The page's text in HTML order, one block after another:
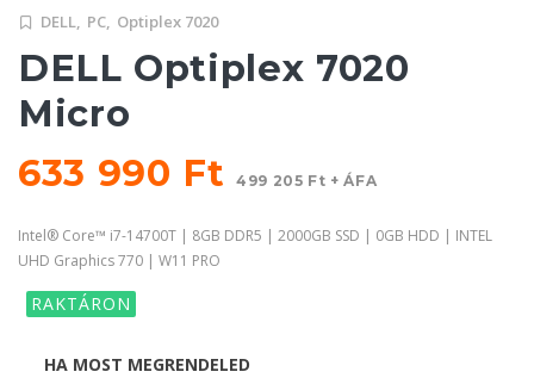
DELL, PC, Optiplex 7020
DELL Optiplex 7020
Micro
633 990 Ft499 205 Ft + ÁFA
Intel® Core™ i7-14700T | 8GB DDR5 | 2000GB SSD | 0GB HDD | INTEL
UHD Graphics 770 | W11 PRO
RAKTÁRON
HA MOST MEGRENDELED